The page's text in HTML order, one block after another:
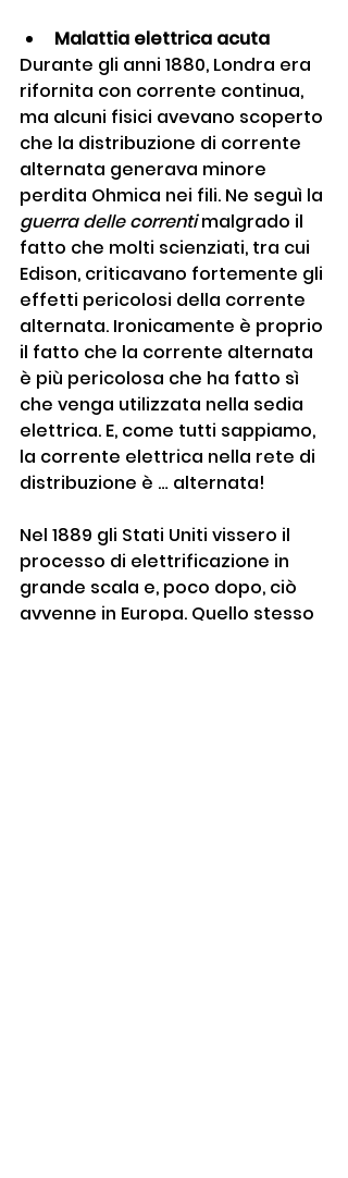
Malattia elettrica acuta
Durante gli anni 1880, Londra era
rifornita con corrente continua,
ma alcuni fisici avevano scoperto
che la distribuzione di corrente
alternata generava minore
perdita Ohmica nei fili. Ne seguì la
guerra delle correnti malgrado il
fatto che molti scienziati, tra cui
Edison, criticavano fortemente gli
effetti pericolosi della corrente
alternata. Ironicamente è proprio
il fatto che la corrente alternata
è più pericolosa che ha fatto sì
che venga utilizzata nella sedia
elettrica. E, come tutti sappiamo,
la corrente elettrica nella rete di
distribuzione è … alternata!
Nel 1889 gli Stati Uniti vissero il
processo di elettrificazione in
grande scala e, poco dopo, ciò
avvenne in Europa. Quello stesso